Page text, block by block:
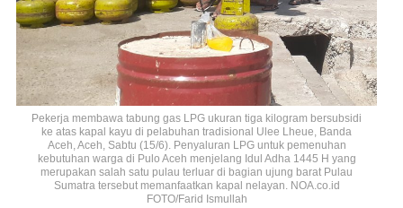
Pekerja membawa tabung gas LPG ukuran tiga kilogram bersubsidi
ke atas kapal kayu di pelabuhan tradisional Ulee Lheue, Banda
Aceh, Aceh, Sabtu (15/6). Penyaluran LPG untuk pemenuhan
kebutuhan warga di Pulo Aceh menjelang Idul Adha 1445 H yang
merupakan salah satu pulau terluar di bagian ujung barat Pulau
Sumatra tersebut memanfaatkan kapal nelayan. NOA.co.id
FOTO/Farid Ismullah